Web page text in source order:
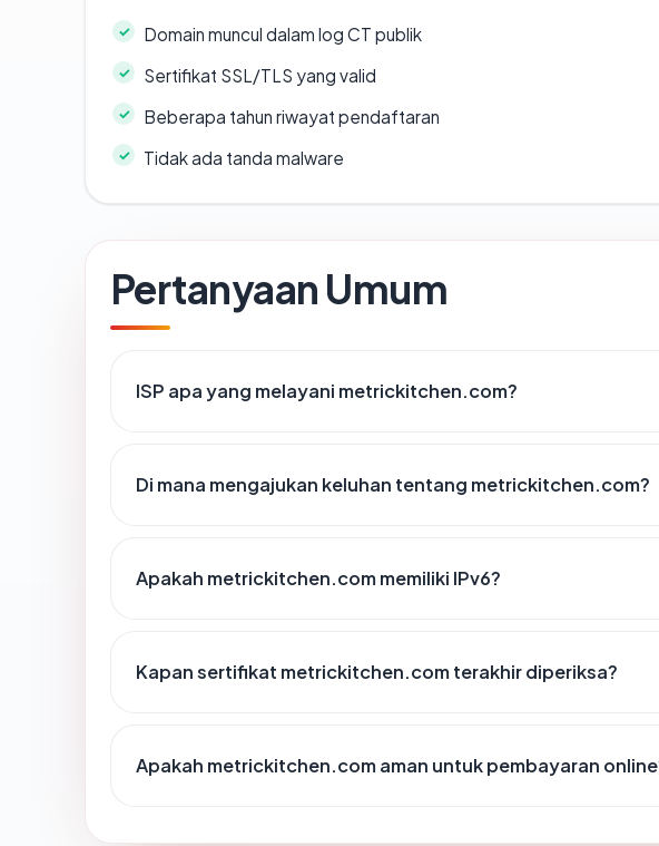
Domain muncul dalam log CT publik
Sertifikat SSL/TLS yang valid
Beberapa tahun riwayat pendaftaran
Tidak ada tanda malware
Pertanyaan Umum
ISP apa yang melayani metrickitchen.com?
Di mana mengajukan keluhan tentang metrickitchen.com?
Apakah metrickitchen.com memiliki IPv6?
Kapan sertifikat metrickitchen.com terakhir diperiksa?
Apakah metrickitchen.com aman untuk pembayaran